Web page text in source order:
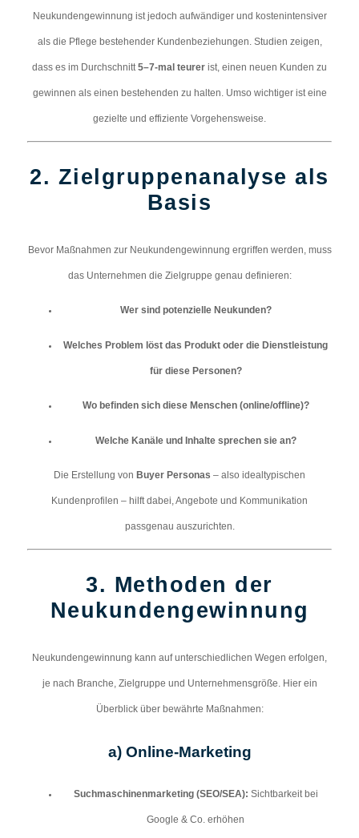
Neukundengewinnung ist jedoch aufwändiger und kostenintensiver
als die Pflege bestehender Kundenbeziehungen. Studien zeigen,
dass es im Durchschnitt 5–7-mal teurer ist, einen neuen Kunden zu
gewinnen als einen bestehenden zu halten. Umso wichtiger ist eine
gezielte und effiziente Vorgehensweise.
2. Zielgruppenanalyse als
Basis
Bevor Maßnahmen zur Neukundengewinnung ergriffen werden, muss
das Unternehmen die Zielgruppe genau definieren:
Wer sind potenzielle Neukunden?
Welches Problem löst das Produkt oder die Dienstleistung
für diese Personen?
Wo befinden sich diese Menschen (online/offline)?
Welche Kanäle und Inhalte sprechen sie an?
Die Erstellung von Buyer Personas – also idealtypischen
Kundenprofilen – hilft dabei, Angebote und Kommunikation
passgenau auszurichten.
3. Methoden der
Neukundengewinnung
Neukundengewinnung kann auf unterschiedlichen Wegen erfolgen,
je nach Branche, Zielgruppe und Unternehmensgröße. Hier ein
Überblick über bewährte Maßnahmen:
a) Online-Marketing
Suchmaschinenmarketing (SEO/SEA): Sichtbarkeit bei
Google & Co. erhöhen